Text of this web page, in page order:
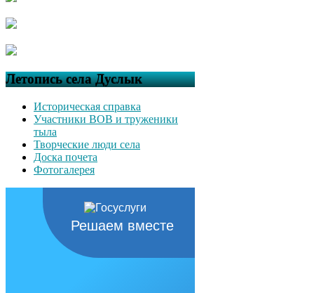
Летопись села Дуслык
Историческая справка
Участники ВОВ и труженики
тыла
Творческие люди села
Доска почета
Фотогалерея
Решаем вместе